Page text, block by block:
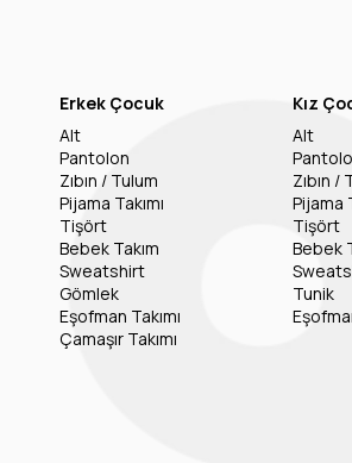
Erkek Çocuk
Alt
Pantolon
Zıbın / Tulum
Pijama Takımı
Tişört
Bebek Takım
Sweatshirt
Gömlek
Eşofman Takımı
Çamaşır Takımı
Kız
Alt
Zıbın /
Pijama
Tişört
Bebek
Tunik